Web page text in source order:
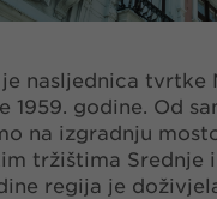
nasljednica tvrtke
1959. godine. Od
na izgradnju
tržištima Srednje
regija je